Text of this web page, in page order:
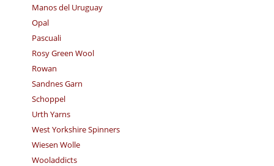
Manos del Uruguay
Opal
Pascuali
Rosy Green Wool
Rowan
Sandnes Garn
Schoppel
Urth Yarns
West Yorkshire Spinners
Wiesen Wolle
Wooladdicts